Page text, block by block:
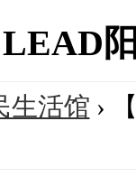
LEAD
生活馆 ›